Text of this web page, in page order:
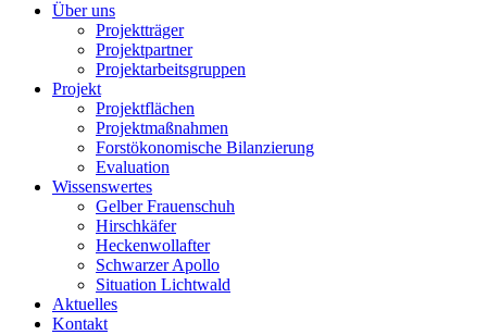
Über uns
Projektträger
Projektpartner
Projektarbeitsgruppen
Projekt
Projektflächen
Projektmaßnahmen
Forstökonomische Bilanzierung
Evaluation
Wissenswertes
Gelber Frauenschuh
Hirschkäfer
Heckenwollafter
Schwarzer Apollo
Situation Lichtwald
Aktuelles
Kontakt